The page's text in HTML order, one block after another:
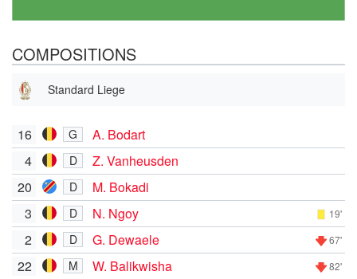
COMPOSITIONS
Standard Liege
16 G
A. Bodart
4
D
Z. Vanheusden
20
D
M. Bokadi
3
D N. Ngoy 19'
2 D G. Dewaele 67'
22 M W. Balikwisha 82'